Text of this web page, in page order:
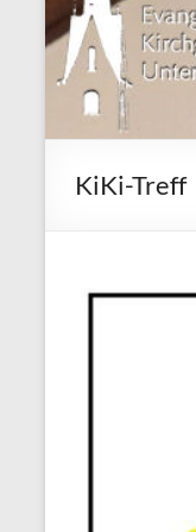
KiKi-Treff